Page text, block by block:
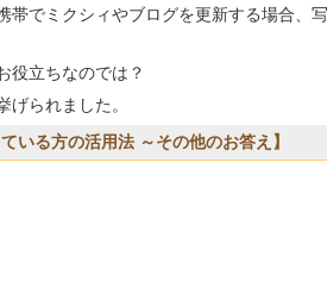
帯でミクシィやブログを更新する場合、
役立ちなのでは？
られました。
いる方の活用法 ～その他のお答え】